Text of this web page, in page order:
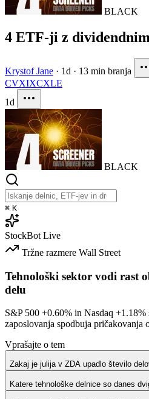
BLACK
4 ETF-ji z
Krystof Jane · 1d · 13 min branja
CVXIXCXLE
1d
BLACK
⌘ K
StockBot Live
Tržne razmere Wall Street
Tehnološki sektor vodi rast
delu
S&P 500 +0.60% in Nasdaq +1.18%
zaposlovanja spodbuja pričakovanja
Vprašajte o tem
Zakaj je julija v ZDA upadlo število
Katere tehnološke delnice so danes